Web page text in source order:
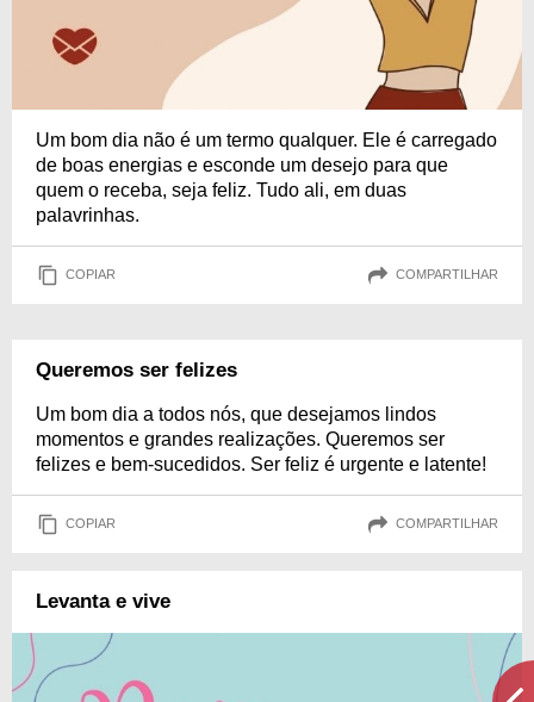
Um bom dia não é um termo qualquer. Ele é carregado
de boas energias e esconde um desejo para que
quem o receba, seja feliz. Tudo ali, em duas
palavrinhas.
COPIAR COMPARTILHAR
Queremos ser felizes
Um bom dia a todos nós, que desejamos lindos
momentos e grandes realizações. Queremos ser
felizes e bem-sucedidos. Ser feliz é urgente e latente!
COPIAR COMPARTILHAR
Levanta e vive